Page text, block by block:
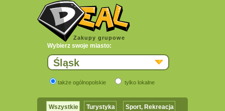
Zakupy grupowe
Wybierz swoje miasto:
Śląsk
także ogólnopolskie tylko lokalne
Wszystkie Turystyka Sport, Rekreacja